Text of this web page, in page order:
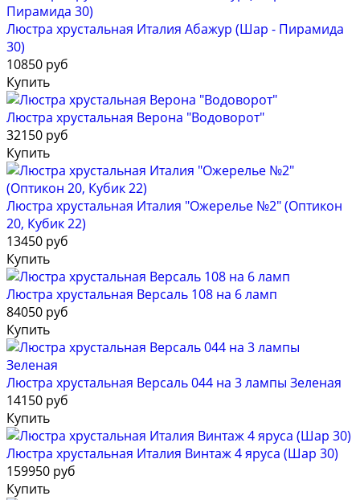
Люстра хрустальная Италия Абажур (Шар - Пирамида
30)
10850 руб
Купить
Люстра хрустальная Верона "Водоворот"
32150 руб
Купить
Люстра хрустальная Италия "Ожерелье №2" (Оптикон
20, Кубик 22)
13450 руб
Купить
Люстра хрустальная Версаль 108 на 6 ламп
84050 руб
Купить
Люстра хрустальная Версаль 044 на 3 лампы Зеленая
14150 руб
Купить
Люстра хрустальная Италия Винтаж 4 яруса (Шар 30)
159950 руб
Купить